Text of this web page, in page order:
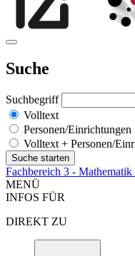
Suche
Suchbegriff
Volltext
Personen/Einrichtungen
Volltext + Personen/
Fachbereich 3 -
MENÜ
INFOS FÜR
DIREKT ZU